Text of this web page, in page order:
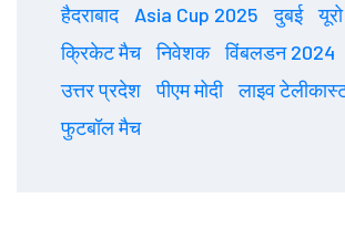
हैदराबाद
Asia Cup 2025 दुबई
क्रिकेट मैच
निवेशक विंबलडन 2024
उत्तर प्रदेश
पीएम मोदी
लाइव
फुटबॉल मैच